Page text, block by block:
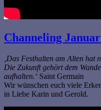
Channeling
‚Das Festhalten am Alten
Die Zukunft gehört dem
aufhalten.‘ Saint Germain
Wir wünschen euch viele
in Liebe Karin und Gerold.